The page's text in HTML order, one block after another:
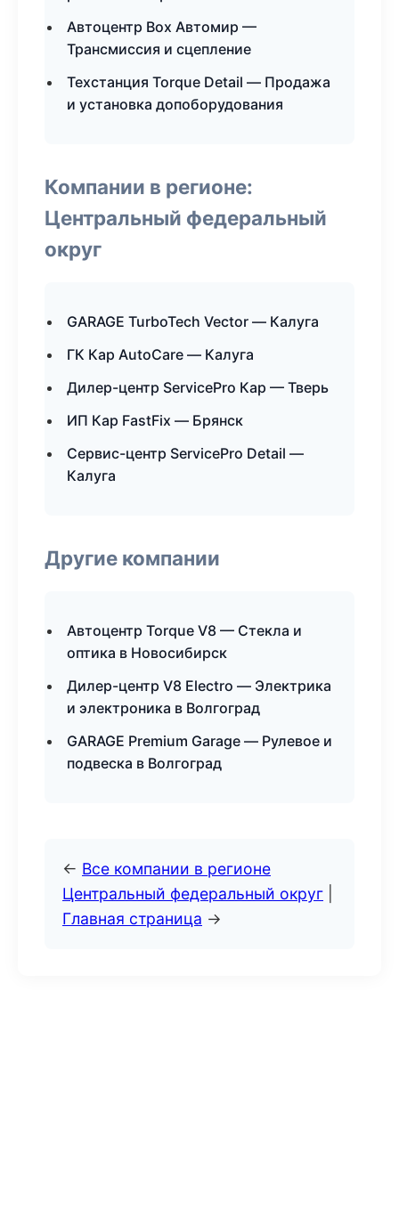
Автоцентр Box Автомир —
Трансмиссия и сцепление
Техстанция Torque Detail — Продажа
и установка допоборудования
Компании в регионе:
Центральный федеральный
округ
GARAGE TurboTech Vector — Калуга
ГК Кар AutoCare — Калуга
Дилер-центр ServicePro Кар — Тверь
ИП Кар FastFix — Брянск
Сервис-центр ServicePro Detail —
Калуга
Другие компании
Автоцентр Torque V8 — Стекла и
оптика в Новосибирск
Дилер-центр V8 Electro — Электрика
и электроника в Волгоград
GARAGE Premium Garage — Рулевое и
подвеска в Волгоград
← Все компании в регионе
Центральный федеральный округ
Главная страница →